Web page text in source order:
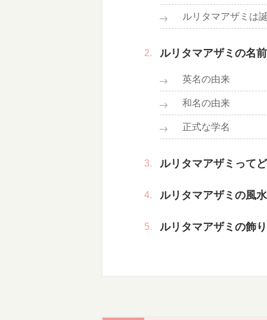
ルリタマアザミは
ルリタマアザミの名
英名の由来
和名の由来
正式な学名
ルリタマアザミって
ルリタマアザミの風水
ルリタマアザミの飾